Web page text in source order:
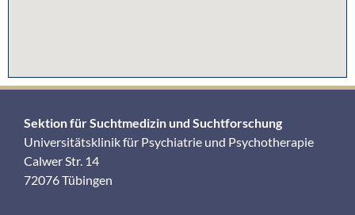
Sektion für Suchtmedizin und Suchtforschung
Universitätsklinik für Psychiatrie und Psychotherapie
Calwer Str. 14
72076 Tübingen